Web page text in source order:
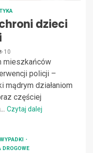
dzieci
10
mieszkańców
policji –
mądrym działaniom
częściej
Czytaj dalej
WYPADKI
DROGOWE